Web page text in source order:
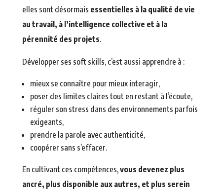
elles sont désormais essentielles à la qualité de vie
au travail, à l’intelligence collective et à la
pérennité des projets.
Développer ses soft skills, c’est aussi apprendre à :
mieux se connaître pour mieux interagir,
poser des limites claires tout en restant à l’écoute,
réguler son stress dans des environnements parfois
exigeants,
prendre la parole avec authenticité,
coopérer sans s’effacer.
En cultivant ces compétences,vous devenez plus
ancré, plus disponible aux autres, et plus serein